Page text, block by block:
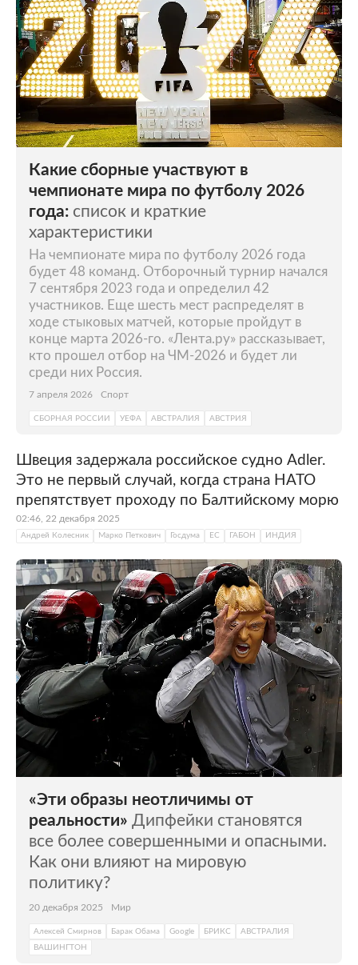
Какие сборные участвуют в
чемпионате мира по футболу 2026
года: список и краткие
характеристики
На чемпионате мира по футболу 2026 года
будет 48 команд. Отборочный турнир начался
7 сентября 2023 года и определил 42
участников. Еще шесть мест распределят в
ходе стыковых матчей, которые пройдут в
конце марта 2026-го. «Лента.ру» рассказывает,
кто прошел отбор на ЧМ-2026 и будет ли
среди них Россия.
7 апреля 2026 Спорт
СБОРНАЯ РОССИИ УЕФА АВСТРАЛИЯ АВСТРИЯ
Швеция задержала российское судно Adler.
Это не первый случай, когда страна НАТО
препятствует проходу по Балтийскому морю
02:46, 22 декабря 2025
Андрей Колесник Марко Петкович Госдума ЕС ГАБОН ИНДИЯ
«Эти образы неотличимы от
реальности» Дипфейки становятся
все более совершенными и опасными.
Как они влияют на мировую
политику?
20 декабря 2025 Мир
Алексей Смирнов Барак Обама Google БРИКС
АВСТРАЛИЯ
ВАШИНГТОН